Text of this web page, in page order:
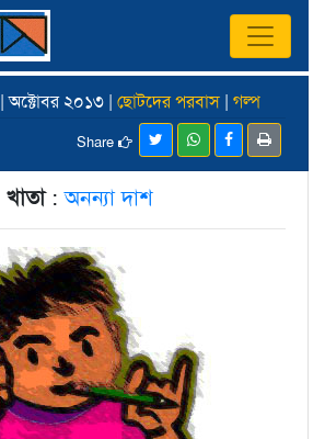
| অক্টোবর ২০১৩ | ছোটদের পরবাস | গল্প
Share
খাতা:অনন্যা দাশ